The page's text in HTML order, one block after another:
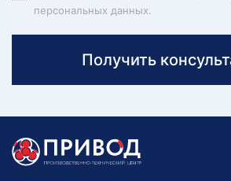
персональных данных.
Получить